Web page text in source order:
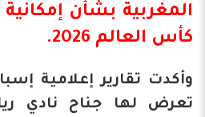
المغربية بشأن
كأس العالم 2026.
وأكدت تقارير إعلامية
تعرض لها جناح نادي